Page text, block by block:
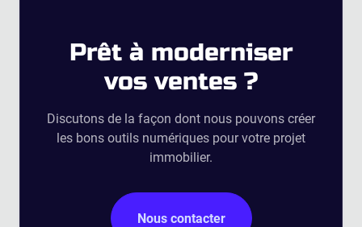
Prêt à moderniser
vos ventes ?
Discutons de la façon dont nous pouvons créer
les bons outils numériques pour votre projet
immobilier.
Nous contacter